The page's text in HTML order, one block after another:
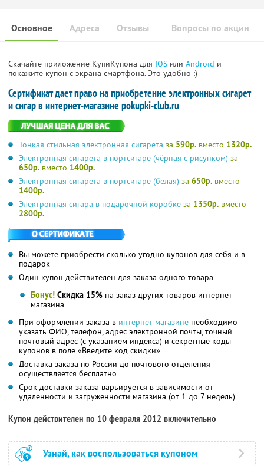
Основное Отзывы Вопросы по акции
Адреса
Скачайте приложение КупиКупона для IOS или Android и
покажите купон с экрана смартфона. Это удобно :)
Сертификат дает право на приобретение электронных сигарет
и сигар в интернет-магазине pokupki-club.ru
Тонкая стильная электронная сигарета за 590р. вместо 1320р.
Электронная сигарета в портсигаре (чёрная с рисунком) за
650р. вместо 1400р.
Электронная сигарета в портсигаре (белая) за 650р. вместо
1400р.
Электронная сигара в подарочной коробке за 1350р. вместо
2800р.
Вы можете приобрести сколько угодно купонов для себя и в
подарок
Один купон действителен для заказа одного товара
Бонус! Скидка 15% на заказ других товаров интернет-
магазина
При оформлении заказа в интернет-магазине необходимо
указать ФИО, телефон, адрес электронной почты, точный
почтовый адрес (с указанием индекса) и секретные коды
купонов в поле «Введите код скидки»
Доставка заказа по России до почтового отделения
осуществляется бесплатно
Срок доставки заказа варьируется в зависимости от
удаленности и загруженности магазина (от 1 до 7 недель)
Купон действителен по 10 февраля 2012 включительно
Узнай, как воспользоваться купоном